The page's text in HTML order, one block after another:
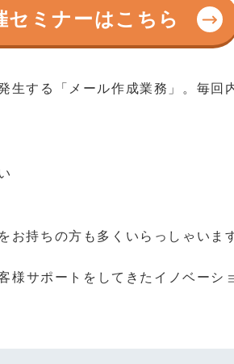
セミナーはこちら
生する「メール作成業務」。毎回
お持ちの方も多くいらっしゃいま
サポートをしてきたイノベーシ